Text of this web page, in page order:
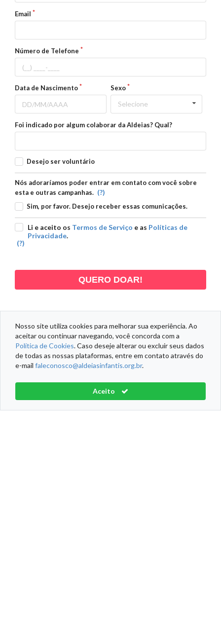
Email
Número de Telefone
Data de Nascimento Sexo
Selecione
Foi indicado por algum colaborar da Aldeias? Qual?
Desejo ser voluntário
Nós adoraríamos poder entrar em contato com você sobre
esta e outras campanhas. (?)
Sim, por favor. Desejo receber essas comunicações.
Li e aceito os Termos de Serviço e as Políticas de
Privacidade.
(?)
QUERO DOAR!
Aceito
Nosso site utiliza cookies para melhorar sua experiência. Ao
aceitar ou continuar navegando, você concorda com a
Política de Cookies. Caso deseje alterar ou excluir seus dados
de todas as nossas plataformas, entre em contato através do
e-mail faleconosco@aldeiasinfantis.org.br.
Termos de Serviço
Aldeias Infantis SOS Brasil® Todos os direitos reservados